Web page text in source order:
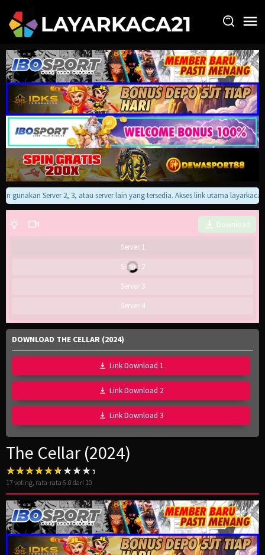
konten
gunakan Server 2, 3, atau server lain yang tersedia. Akses link utama
Download
Server 1
Server 2
Server 3
Server 4
DOWNLOAD THE CELLAR (2024)
Link Download 1
Link Download 2
Link Download 3
The Cellar (2024)
17 voting, rata-rata 6.0 dari 10